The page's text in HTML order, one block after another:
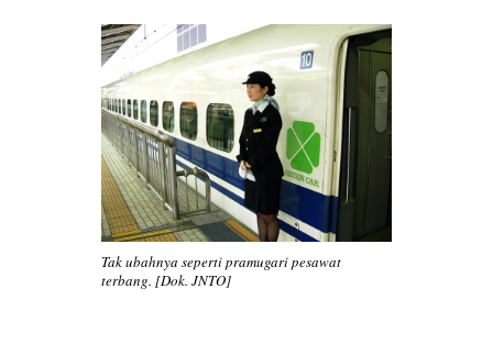
Tak ubahnya seperti pramugari pesawat
terbang. [Dok. JNTO]